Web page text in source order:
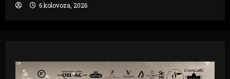
6 kolovoza, 2026